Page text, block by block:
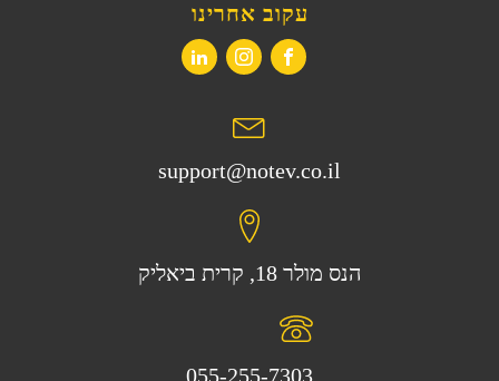
עקוב אחרינו
support@notev.co.il
הנס מולר 18, קרית ביאליק
055-255-7303